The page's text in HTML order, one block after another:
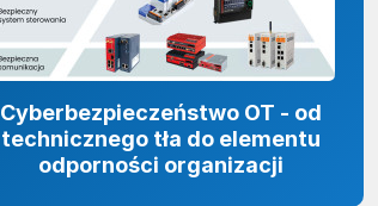
Cyberbezpieczeństwo OT - od
technicznego tła do elementu
odporności organizacji